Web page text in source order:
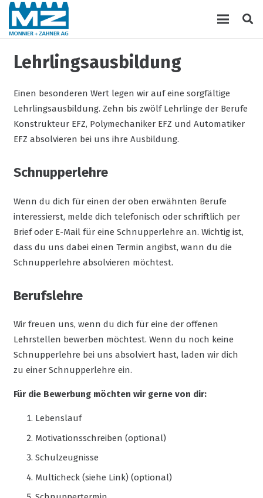
Lehrlingsausbildung
Einen besonderen Wert legen wir auf eine sorgfältige
Lehrlingsausbildung. Zehn bis zwölf Lehrlinge der Berufe
Konstrukteur EFZ, Polymechaniker EFZ und Automatiker
EFZ absolvieren bei uns ihre Ausbildung.
Schnupperlehre
Wenn du dich für einen der oben erwähnten Berufe
interessierst, melde dich telefonisch oder schriftlich per
Brief oder E-Mail für eine Schnupperlehre an. Wichtig ist,
dass du uns dabei einen Termin angibst, wann du die
Schnupperlehre absolvieren möchtest.
Berufslehre
Wir freuen uns, wenn du dich für eine der offenen
Lehrstellen bewerben möchtest. Wenn du noch keine
Schnupperlehre bei uns absolviert hast, laden wir dich
zu einer Schnupperlehre ein.
Für die Bewerbung möchten wir gerne von dir:
Lebenslauf
Motivationsschreiben (optional)
Schulzeugnisse
Multicheck (siehe Link) (optional)